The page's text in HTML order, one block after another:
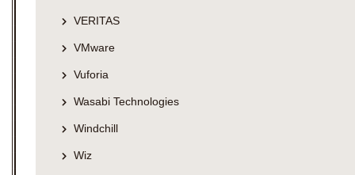
VERITAS
VMware
Vuforia
Wasabi Technologies
Windchill
Wiz